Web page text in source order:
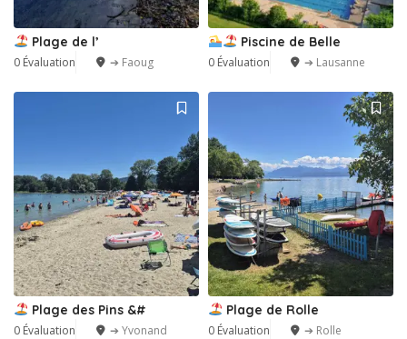
Plage de l’
0 Évaluation ➔ Faoug
Piscine de Belle
0 Évaluation ➔ Lausanne
Plage des Pins &#
0 Évaluation ➔ Yvonand
Plage de Rolle
0 Évaluation ➔ Rolle